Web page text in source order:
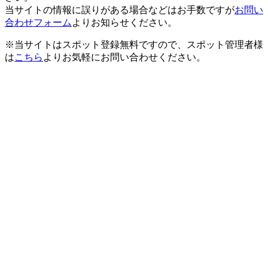
当サイトの情報に誤りがある場合などはお手数ですがお問い
合わせフォーム よりお知らせください。
※当サイトはスポット登録無料ですので、スポット管理者様
はこちら よりお気軽にお問い合わせください。